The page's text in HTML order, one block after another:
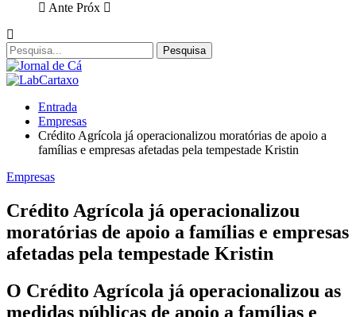
Ante Próx
Entrada
Empresas
Crédito Agrícola já operacionalizou moratórias de apoio a
famílias e empresas afetadas pela tempestade Kristin
Empresas
Crédito Agrícola já operacionalizou
moratórias de apoio a famílias e empresas
afetadas pela tempestade Kristin
O Crédito Agrícola já operacionalizou as
medidas públicas de apoio a famílias e